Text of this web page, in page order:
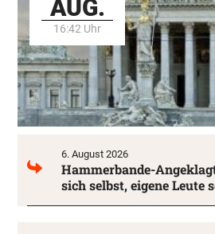
AUG.
16:42 Uhr
6. August 2026
Hammerbande-
sich selbst, eigene Leute